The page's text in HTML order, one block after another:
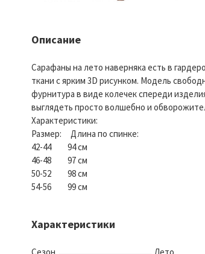
Описание
Сарафаны на лето наверняка есть в
ткани с ярким 3D рисунком. Модель
фурнитура в виде колечек спереди
выглядеть просто волшебно и
Характеристики:
Размер: Длина по спинке:
42-44 94 см
46-48 97 см
50-52 98 см
54-56 99 см
Характеристики